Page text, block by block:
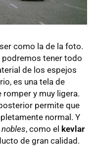
como la de la foto.
tener todo
de los espejos
es una tela de
y muy ligera.
permite que
normal. Y
nobles, como el kevlar
de gran calidad.